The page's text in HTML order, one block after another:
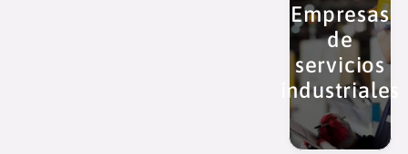
Empresas
de
servicios
industriales